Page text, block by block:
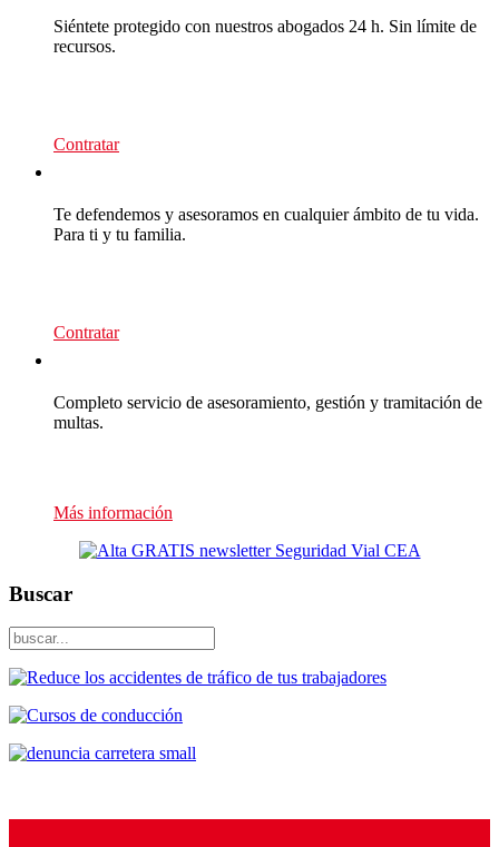
Siéntete protegido con nuestros abogados 24 h. Sin límite de
recursos.
Contratar
Te defendemos y asesoramos en cualquier ámbito de tu vida.
Para ti y tu familia.
Contratar
Completo servicio de asesoramiento, gestión y tramitación de
multas.
Más información
Buscar